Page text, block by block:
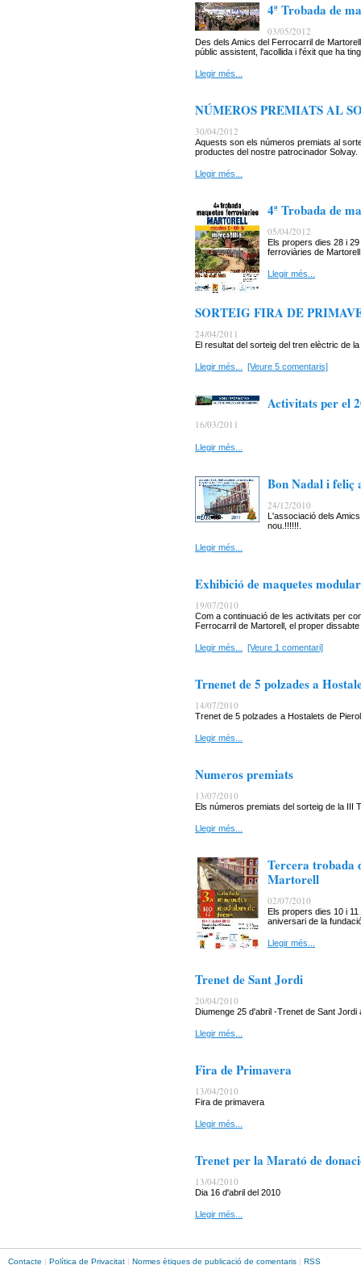
4ª Trobada de
03/05/2012
Des dels Amics del Ferrocarril de
públic assistent, l'acollida i l'éxit que ha
Llegir més...
NÚMEROS PREMIATS AL
30/04/2012
Aquests son els números premiats al
productes del nostre patrocinador Solvay.
Llegir més...
4ª Trobada de
05/04/2012
Els propers dies 28 i
ferroviàries de
Llegir més...
SORTEIG FIRA DE
24/04/2011
El resultat del sorteig del tren elèctric de
Llegir més... [Veure 5 comentaris]
Activitats per el
16/03/2011
Llegir més...
Bon Nadal i feliç
24/12/2010
L'associació dels
nou.!!!!!!.
Llegir més...
Exhibició de maquetes
19/07/2010
Com a continuació de les activitats per
Ferrocarril de Martorell, el proper
Llegir més... [Veure 1 comentari]
Trnenet de 5 polzades a
14/07/2010
Trenet de 5 polzades a Hostalets de
Llegir més...
Numeros premiats
13/07/2010
Els números premiats del sorteig de la III
Llegir més...
Tercera trobada
Martorell
02/07/2010
Els propers dies 10 i
aniversari de la
Llegir més...
Trenet de Sant Jordi
20/04/2010
Diumenge 25 d'abril -Trenet de Sant Jordi
Llegir més...
Fira de Primavera
13/04/2010
Fira de primavera
Llegir més...
Trenet per la Marató de
13/04/2010
Dia 16 d'abril del 2010
Llegir més...
Contacte | Política de Privacitat | Normes ètiques de publicació de comentaris | RSS